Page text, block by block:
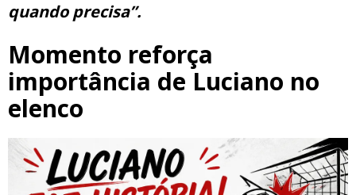
quando precisa”.
Momento reforça
importância de Luciano no
elenco